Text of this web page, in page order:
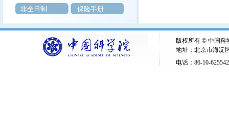
非全日制
保险手册
版权所有 © 中国
地址：北京市海淀
电话：86-10-